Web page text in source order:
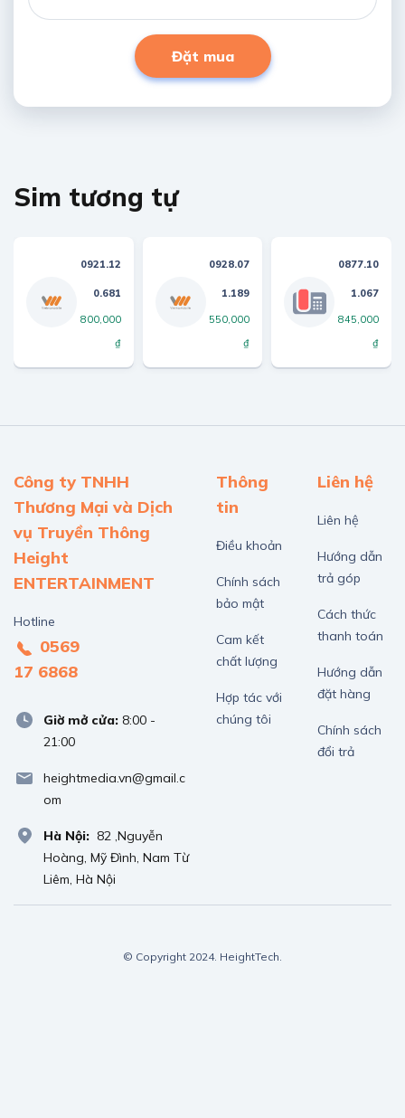
Đặt mua
Sim tương tự
0921.12
0.681
800,000
₫
0928.07
1.189
550,000
₫
0877.10
1.067
845,000
₫
Công ty TNHH
Thương Mại và Dịch
vụ Truyền Thông
Height
ENTERTAINMENT
Hotline
0569
17 6868
Giờ mở cửa: 8:00 -
21:00
heightmedia.vn@gmail.c
om
Hà Nội: 82 ,Nguyễn
Hoàng, Mỹ Đình, Nam Từ
Liêm, Hà Nội
Thông
tin
Điều khoản
Chính sách
bảo mật
Cam kết
chất lượng
Hợp tác với
chúng tôi
Liên hệ
Liên hệ
Hướng dẫn
trả góp
Cách thức
thanh toán
Hướng dẫn
đặt hàng
Chính sách
đổi trả
© Copyright 2024. HeightTech.